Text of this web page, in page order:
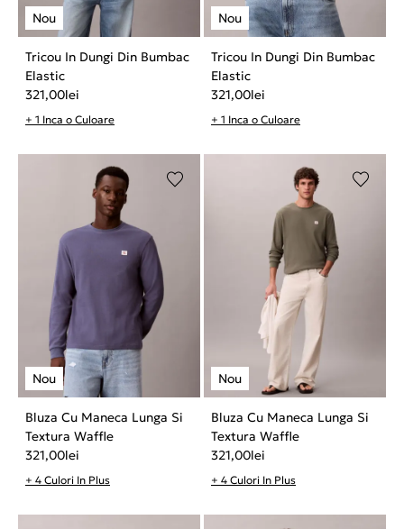
Tricou In Dungi Din Bumbac
Elastic
321,00lei
+ 1 Inca o Culoare
Tricou In Dungi Din Bumbac
Elastic
321,00lei
+ 1 Inca o Culoare
Bluza Cu Maneca Lunga Si
Textura Waffle
321,00lei
+ 4 Culori In Plus
Bluza Cu Maneca Lunga Si
Textura Waffle
321,00lei
+ 4 Culori In Plus